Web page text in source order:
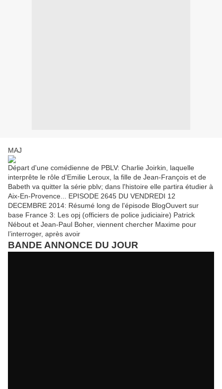
MAJ
Départ d'une comédienne de PBLV: Charlie Joirkin, laquelle
interprête le rôle d'Emilie Leroux, la fille de Jean-François et de
Babeth va quitter la série pblv; dans l'histoire elle partira étudier à
Aix-En-Provence... EPISODE 2645 DU VENDREDI 12
DECEMBRE 2014: Résumé long de l'épisode BlogOuvert sur
base France 3: Les opj (officiers de police judiciaire) Patrick
Nébout et Jean-Paul Boher, viennent chercher Maxime pour
l’interroger, après avoir
BANDE ANNONCE DU JOUR